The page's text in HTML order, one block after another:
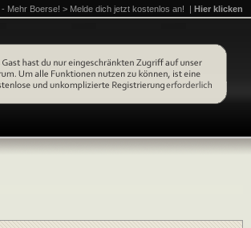
- Mehr Boerse! > Melde dich jetzt kostenlos an! | Hier klicken